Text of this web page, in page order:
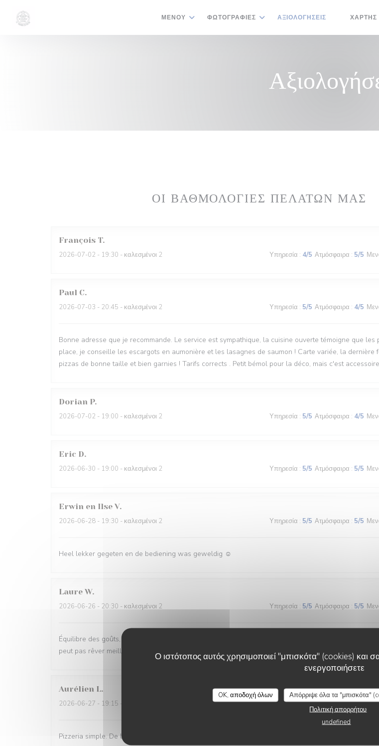
Ο ιστότοπος αυτός χρησιμοποιεί "μπισκότα" (cookies) και
ενεργοποιήσετε
OK, αποδοχή όλων Απόρριψε όλα τα "μπισκότα"
Πολιτική απορρήτου
undefined
ΜΕΝΟΎ ΦΩΤΟΓΡΑΦΊΕΣ ΑΞΙΟΛΟΓΉΣΕΙΣ ΧΆΡΤΗΣ
ΟΙ ΒΑΘΜΟΛΟΓΊΕΣ ΠΕΛΑΤΏΝ ΜΑΣ
François T
2026-07-02 - 19:30 - καλεσμένοι 2 Υπηρεσία : 4/5 Ατμόσφαιρα : 5/5
Paul C
2026-07-03 - 20:45 - καλεσμένοι 2 Υπηρεσία : 5/5 Ατμόσφαιρα : 4/5
Bonne adresse que je recommande. Le service est sympathique, la cuisine ouverte témoigne que
place, je conseille les escargots en aumonière et les lasagnes de saumon ! Carte variée, la dernière
pizzas de bonne taille et bien garnies ! Tarifs corrects . Petit bémol pour la déco, mais c'est
Dorian P
2026-07-02 - 19:00 - καλεσμένοι 2 Υπηρεσία : 5/5 Ατμόσφαιρα : 4/5
Eric D
2026-06-30 - 19:00 - καλεσμένοι 2 Υπηρεσία : 5/5 Ατμόσφαιρα : 5/5
Erwin en Ilse V
2026-06-28 - 19:30 - καλεσμένοι 2 Υπηρεσία : 5/5 Ατμόσφαιρα : 5/5
Heel lekker gegeten en de bediening was geweldig ☺️
Laure W
2026-06-26 - 20:30 - καλεσμένοι 2 Υπηρεσία : 5/5 Ατμόσφαιρα : 5/5
Équilibre des goûts, hardiesse des mélanges, subtilité des textures. Le bel ami, c’est du GRAND art,
peut pas rêver meilleur moment.
Aurélien L
2026-06-27 - 19:15 - καλεσμένοι 3 Υπηρεσία:3/5 Ατμόσφαιρα:3/5
Pizzeria simple. De l’attente pour la prise de commande et le service